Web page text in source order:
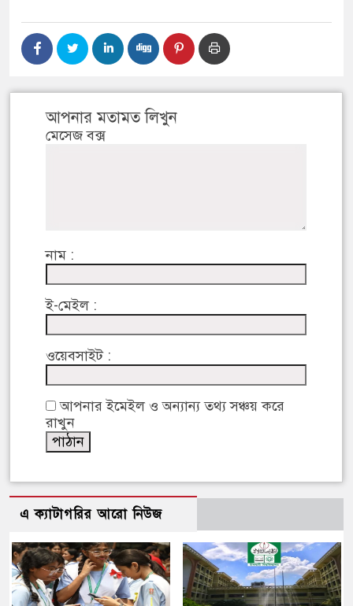
আপনার মতামত লিখুন
মেসেজ বক্স
নাম :
ই-মেইল :
ওয়েবসাইট :
আপনার ইমেইল ও অন্যান্য তথ্য সঞ্চয় করে
রাখুন
এ ক্যাটাগরির আরো নিউজ